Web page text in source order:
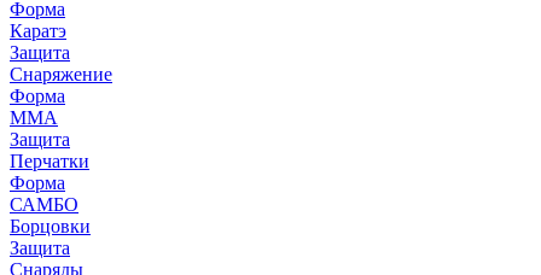
Форма
Каратэ
Защита
Снаряжение
Форма
ММА
Защита
Перчатки
Форма
САМБО
Борцовки
Защита
Снаряды